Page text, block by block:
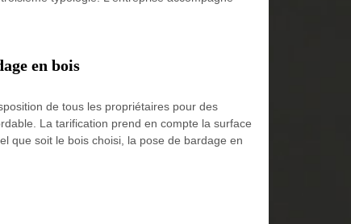
en bois
de tous les propriétaires pour des
La tarification prend en compte la surface
que soit le bois choisi, la pose de bardage en